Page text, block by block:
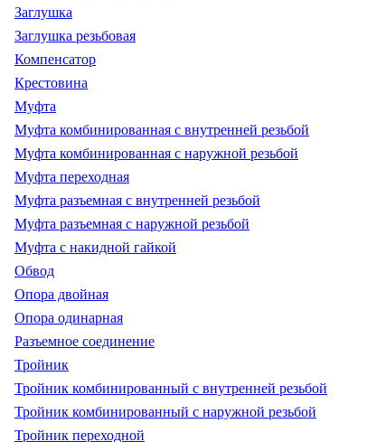
Заглушка
Заглушка резьбовая
Компенсатор
Крестовина
Муфта
Муфта комбинированная с внутренней резьбой
Муфта комбинированная с наружной резьбой
Муфта переходная
Муфта разъемная с внутренней резьбой
Муфта разъемная с наружной резьбой
Муфта с накидной гайкой
Обвод
Опора двойная
Опора одинарная
Разъемное соединение
Тройник
Тройник комбинированный с внутренней резьбой
Тройник комбинированный с наружной резьбой
Тройник переходной